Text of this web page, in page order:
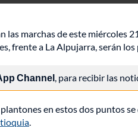
las marchas de este miércoles
frente a La Alpujarra, serán
Channel, para recibir las
en estos dos puntos
.